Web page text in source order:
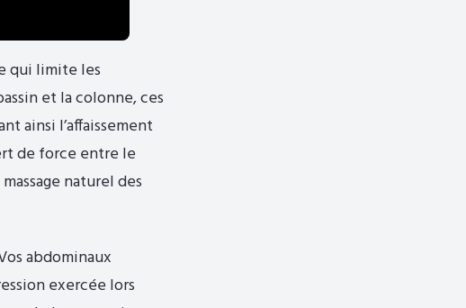
qui limite les
et la colonne, ces
ainsi l’affaissement
de force entre le
naturel des
abdominaux
exercée lors